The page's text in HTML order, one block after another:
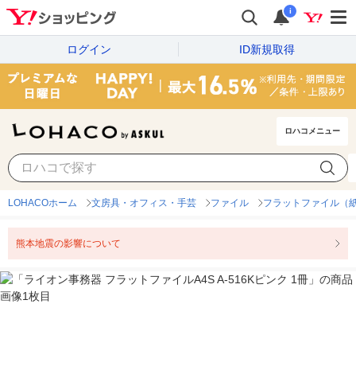
i
ログイン ID新規取得
ロハコメニュー
LOHACOホーム 文房具・オフィス・手芸 ファイル フラットファイル（
熊本地震の影響について